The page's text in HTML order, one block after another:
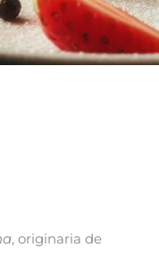
, originaria de